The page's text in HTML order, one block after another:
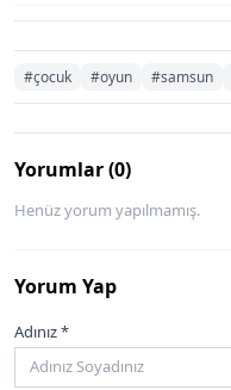
#çocuk #oyun #samsun
Yorumlar (0)
Henüz yorum yapılmamış.
Yorum Yap
Adınız *